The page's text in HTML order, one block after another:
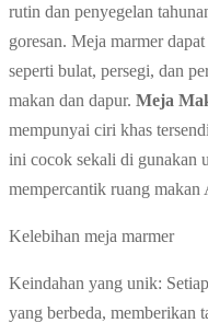
rutin dan penyegelan
goresan. Meja marmer
seperti bulat, persegi, dan
makan dan dapur. Meja
mempunyai ciri khas
ini cocok sekali di gunakan
mempercantik ruang makan
Kelebihan meja marmer
Keindahan yang unik:
yang berbeda, memberikan